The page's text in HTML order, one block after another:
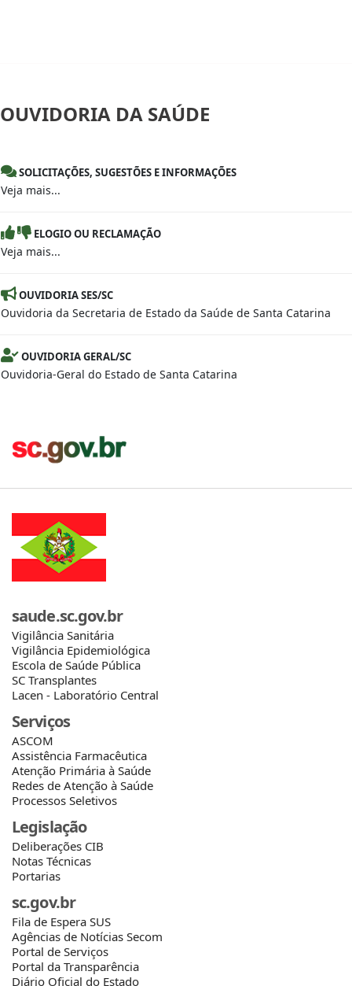
OUVIDORIA DA SAÚDE
SOLICITAÇÕES, SUGESTÕES E INFORMAÇÕES
Veja mais...
ELOGIO OU RECLAMAÇÃO
Veja mais...
OUVIDORIA SES/SC
Ouvidoria da Secretaria de Estado da Saúde de Santa Catarina
OUVIDORIA GERAL/SC
Ouvidoria-Geral do Estado de Santa Catarina
saude.sc.gov.br
Vigilância Sanitária
Vigilância Epidemiológica
Escola de Saúde Pública
SC Transplantes
Lacen - Laboratório Central
Serviços
ASCOM
Assistência Farmacêutica
Atenção Primária à Saúde
Redes de Atenção à Saúde
Processos Seletivos
Legislação
Deliberações CIB
Notas Técnicas
Portarias
sc.gov.br
Fila de Espera SUS
Agências de Notícias Secom
Portal de Serviços
Portal da Transparência
Diário Oficial do Estado